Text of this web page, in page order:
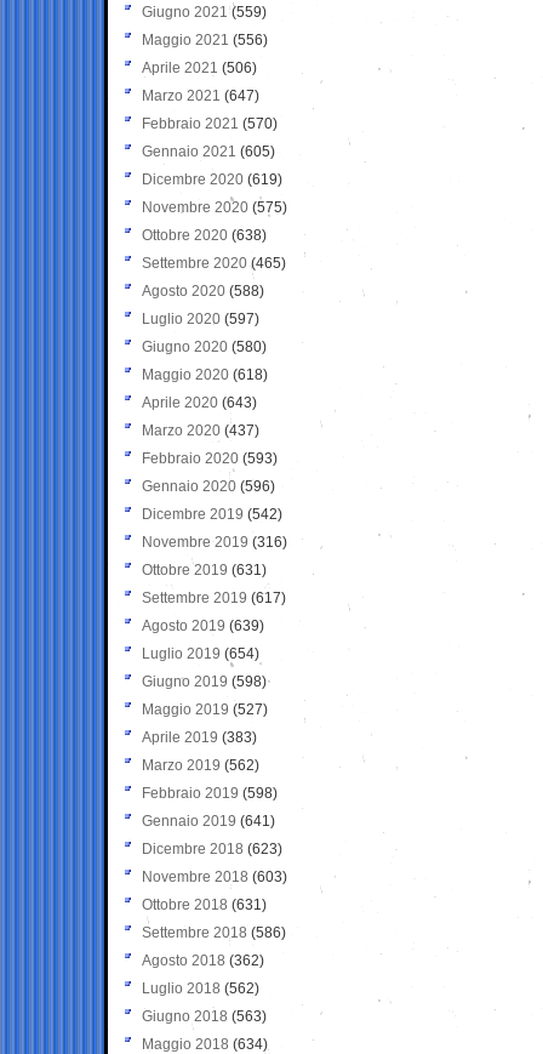
Giugno 2021(559)
Maggio 2021 (556)
Aprile 2021 (506)
Marzo 2021 (647)
Febbraio 2021 (570)
Gennaio 2021 (605)
Dicembre 2020 (619)
Novembre 2020 (575)
Ottobre 2020 (638)
Settembre 2020(465)
Agosto 2020 (588)
Luglio 2020 (597)
Giugno 2020 (580)
Maggio 2020 (618)
Aprile 2020 (643)
Marzo 2020 (437)
Febbraio 2020 (593)
Gennaio 2020 (596)
Dicembre 2019 (542)
Novembre 2019 (316)
Ottobre 2019 (631)
Settembre 2019 (617)
Agosto 2019 (639)
Luglio 2019 (654)
Giugno 2019 (598)
Maggio 2019 (527)
Aprile 2019 (383)
Marzo 2019 (562)
Febbraio 2019 (598)
Gennaio 2019 (641)
Dicembre 2018 (623)
Novembre 2018 (603)
Ottobre 2018 (631)
Settembre 2018 (586)
Agosto 2018 (362)
Luglio 2018 (562)
Giugno 2018 (563)
Maggio 2018 (634)